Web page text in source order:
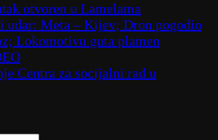
otvoren u Lamelama
udar: Meta – Kijev; Dron pogodio
Lokomotivu guta plamen
Centra za socijalni rad u